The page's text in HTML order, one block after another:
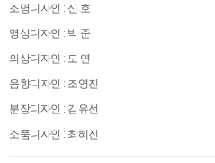
조명디자인 : 신 호
영상디자인 : 박 준
의상디자인 : 도 연
음향디자인 : 조영진
분장디자인 : 김유선
소품디자인 : 최혜진